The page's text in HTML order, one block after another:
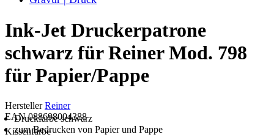
Ink-Jet Druckerpatrone
schwarz für Reiner Mod. 798
für Papier/Pappe
HerstellerReiner
EAN 088698004388
Druckfarbe schwarz
zum Bedrucken von Papier und Pappe
Kissenfarbe